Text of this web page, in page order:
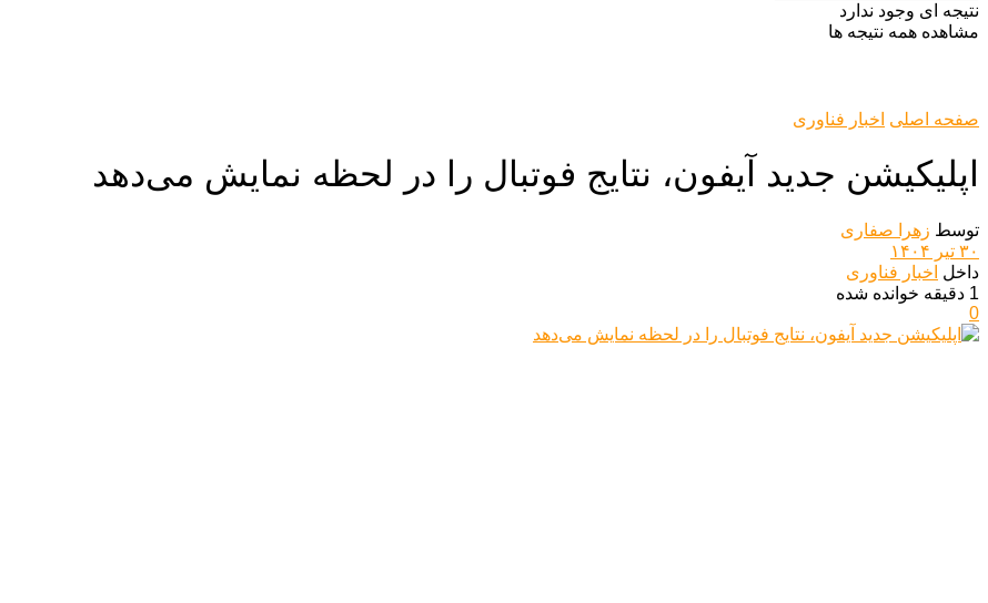
نتیجه ای وجود ندارد
مشاهده همه نتیجه ها
صفحه اصلی اخبار فناوری
اپلیکیشن جدید آیفون، نتایج فوتبال را در لحظه نمایش می‌دهد
توسط زهرا صفاری
۳۰ تیر ۱۴۰۴
داخل اخبار فناوری
1 دقیقه خوانده شده
0